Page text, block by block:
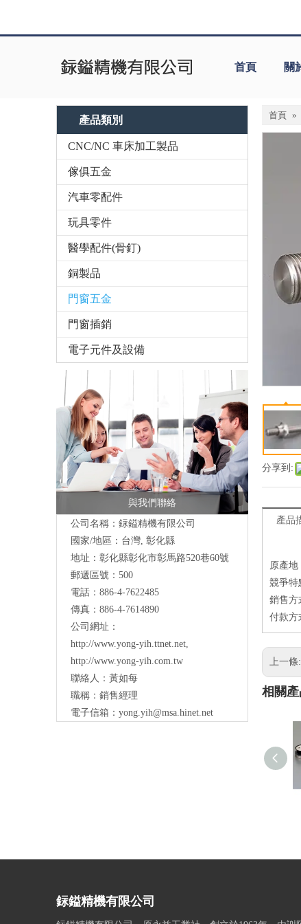
首頁 關
產品類別
CNC/NC 車床加工製品
傢俱五金
汽車零配件
玩具零件
醫學配件(骨釘)
銅製品
門窗五金
門窗插銷
電子元件及設備
與我們聯絡
公司名稱：銢鎰精機有限公司
國家/地區：台灣, 彰化縣
地址：彰化縣彰化市彰馬路520巷60號
郵遞區號：500
電話：886-4-7622485
傳真：886-4-7614890
公司網址：
http://www.yong-yih.ttnet.net,
http://www.yong-yih.com.tw
聯絡人：黃如每
職稱：銷售經理
電子信箱： yong.yih@msa.hinet.net
首頁 »
分享到:
產品
原產地
競爭特
銷售方
付款方
上一條:
相關
銢鎰精機有限公司